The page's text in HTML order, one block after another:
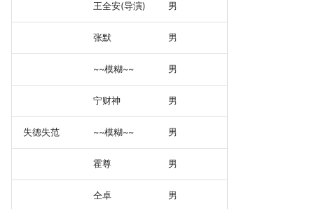
王全安(导演) 男
张默 男
~~模糊~~ 男
宁财神 男
失德失范 ~~模糊~~ 男
霍尊 男
仝卓 男